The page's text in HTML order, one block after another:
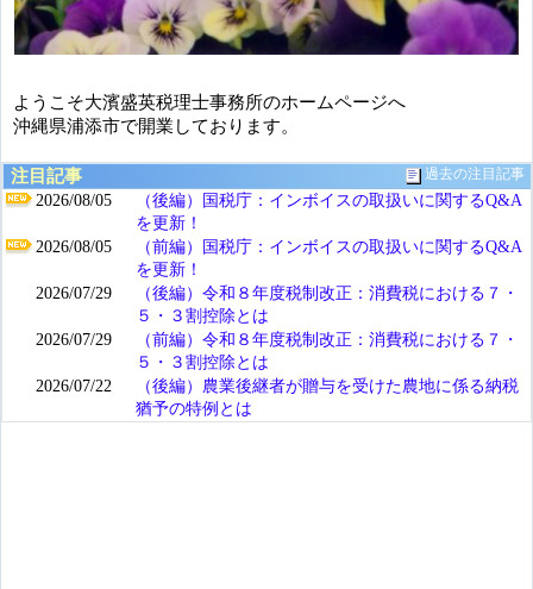
ようこそ大濱盛英税理士事務所のホームページへ
沖縄県浦添市で開業しております。
注目記事 過去の注目記事
2026/08/05
（後編）国税庁：インボイスの取扱いに関するQ&A
を更新！
2026/08/05
（前編）国税庁：インボイスの取扱いに関するQ&A
を更新！
2026/07/29
（後編）令和８年度税制改正：消費税における７・
５・３割控除とは
2026/07/29
（前編）令和８年度税制改正：消費税における７・
５・３割控除とは
2026/07/22
（後編）農業後継者が贈与を受けた農地に係る納税
猶予の特例とは